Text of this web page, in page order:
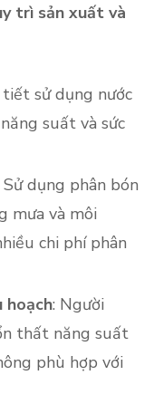
trì sản xuất và
sử dụng nước
suất và sức
Sử dụng phân bón
mưa và môi
chi phí phân
hoạch: Người
thất năng suất
phù hợp với